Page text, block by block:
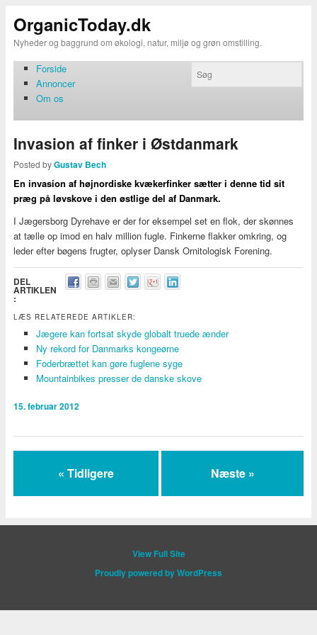
OrganicToday.dk
Nyheder og baggrund om økologi, natur, miljø og grøn omstilling.
Forside
Annoncer
Om os
Invasion af finker i Østdanmark
Posted byGustav Bech
En invasion af højnordiske kvækerfinker sætter i denne tid sit
præg på løvskove i den østlige del af Danmark.
I Jægersborg Dyrehave er der for eksempel set en flok, der skønnes
at tælle op imod en halv million fugle. Finkerne flakker omkring, og
leder efter bøgens frugter, oplyser Dansk Ornitologisk Forening.
DEL
ARTIKLEN
:
LÆS RELATEREDE ARTIKLER:
Jægere kan fortsat skyde globalt truede ænder
Ny rekord for Danmarks kongeørne
Foderbrættet kan gøre fuglene syge
Mountainbikes presser de danske skove
15. februar 2012
« Tidligere Næste »
View Full Site
Proudly powered by WordPress